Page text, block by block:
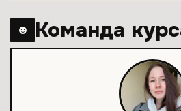
☻ Команда